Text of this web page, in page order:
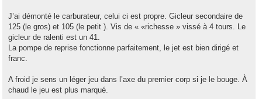
J’ai démonté le carburateur, celui ci est propre. Gicleur secondaire de
125 (le gros) et 105 (le petit ). Vis de « «richesse » vissé à 4 tours. Le
gicleur de ralenti est un 41.
La pompe de reprise fonctionne parfaitement, le jet est bien dirigé et
franc.
A froid je sens un léger jeu dans l’axe du premier corp si je le bouge. À
chaud le jeu est plus marqué.